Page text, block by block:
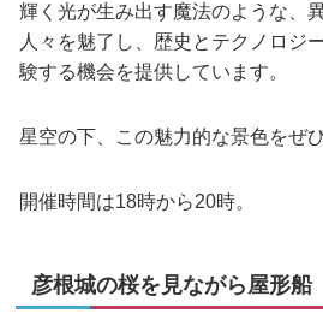
輝く光が生み出す魔法のような、
人々を魅了し、歴史とテクノロジ
験する機会を提供しています。
星空の下、この魅力的な景色をぜ
開催時間は18時から20時。
彦根城の桜を見ながら屋形船